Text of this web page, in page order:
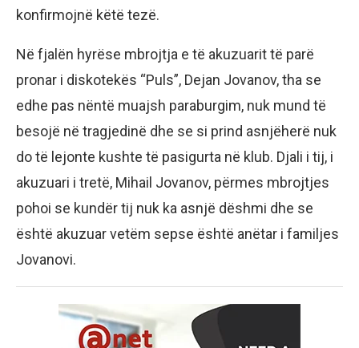
konfirmojnë këtë tezë.
Në fjalën hyrëse mbrojtja e të akuzuarit të parë
pronar i diskotekës “Puls”, Dejan Jovanov, tha se
edhe pas nëntë muajsh paraburgim, nuk mund të
besojë në tragjedinë dhe se si prind asnjëherë nuk
do të lejonte kushte të pasigurta në klub. Djali i tij, i
akuzuari i tretë, Mihail Jovanov, përmes mbrojtjes
pohoi se kundër tij nuk ka asnjë dëshmi dhe se
është akuzuar vetëm sepse është anëtar i familjes
Jovanovi.